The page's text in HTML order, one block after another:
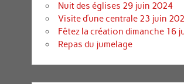
Nuit des églises 29 juin 2024
Visite d’une centrale 23 juin
Fêtez la création dimanche 16
Repas du jumelage